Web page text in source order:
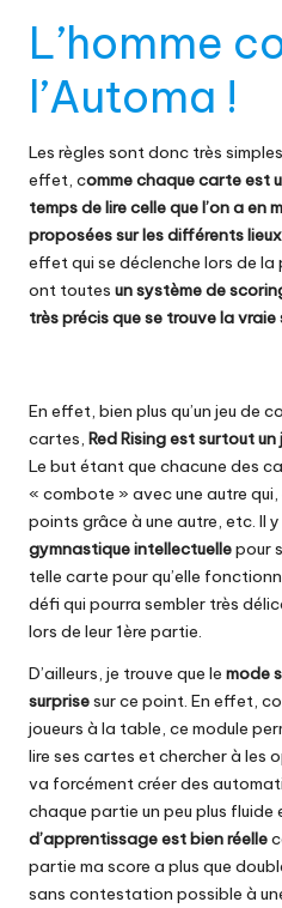
L’homme
l’Automa !
Les règles sont donc très
effet, comme chaque carte est
temps de lire celle que l’on a en
proposées sur les différents lieux
effet qui se déclenche lors de la
ont toutes un système de
très précis que se trouve la
En effet, bien plus qu’un jeu de
cartes, Red Rising est surtout
Le but étant que chacune des
« combote » avec une autre
points grâce à une autre, etc. Il
gymnastique intellectuellepour
telle carte pour qu’elle
défi qui pourra sembler très
lors de leur 1ère partie.
D’ailleurs, je trouve que le mode
surprisesur ce point. En effet,
joueurs à la table, ce module
lire ses cartes et chercher à les
va forcément créer des
chaque partie un peu plus fluide
d’apprentissage est bien réelle
partie ma score a plus que
sans contestation possible à